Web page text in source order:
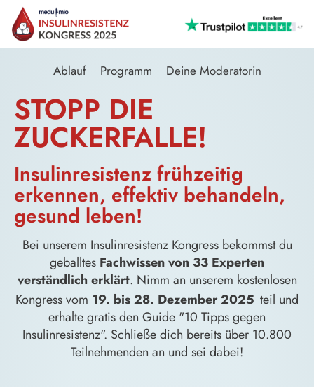
Ablauf Programm Deine Moderatorin
STOPP DIE
ZUCKERFALLE!
Insulinresistenz frühzeitig
erkennen, effektiv behandeln,
gesund leben!
Bei unserem Insulinresistenz Kongress bekommst du
geballtes Fachwissen von 33 Experten
verständlich erklärt. Nimm an unserem kostenlosen
Kongress vom 19. bis 28. Dezember 2025 teil und
erhalte gratis den Guide "10 Tipps gegen
Insulinresistenz". Schließe dich bereits über 10.800
Teilnehmenden an und sei dabei!